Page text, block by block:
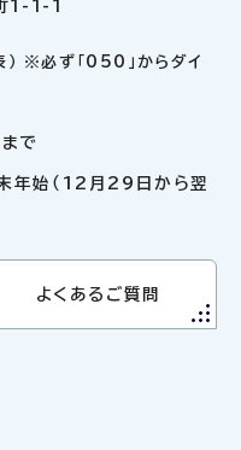
1-1-1
※必ず「050」からダイ
で
末年始（12月29日から翌
よくあるご質問